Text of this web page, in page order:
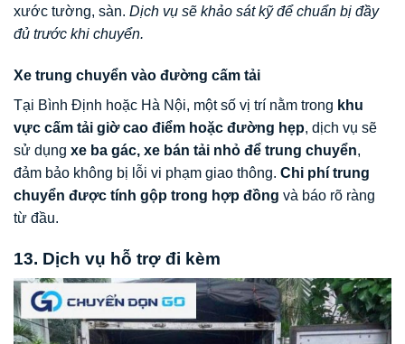
xước tường, sàn. Dịch vụ sẽ khảo sát kỹ để chuẩn bị đầy
đủ trước khi chuyển.
Xe trung chuyển vào đường cấm tải
Tại Bình Định hoặc Hà Nội, một số vị trí nằm trong khu
vực cấm tải giờ cao điểm hoặc đường hẹp, dịch vụ sẽ
sử dụng xe ba gác, xe bán tải nhỏ để trung chuyển,
đảm bảo không bị lỗi vi phạm giao thông. Chi phí trung
chuyển được tính gộp trong hợp đồng và báo rõ ràng
từ đầu.
13. Dịch vụ hỗ trợ đi kèm